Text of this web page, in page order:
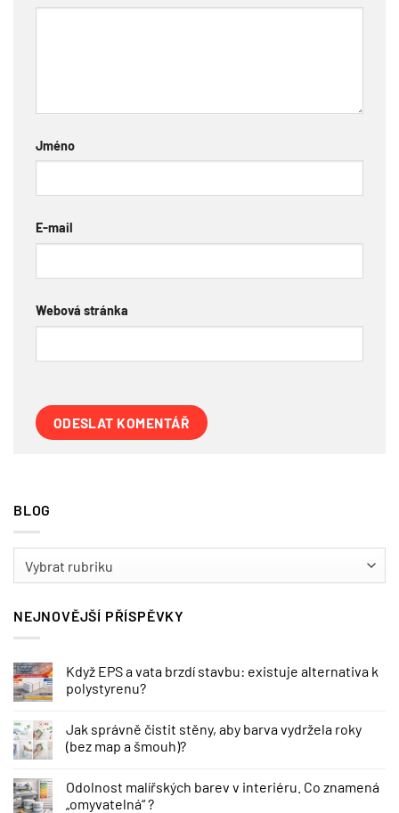
Jméno
E-mail
Webová stránka
BLOG
NEJNOVĚJŠÍ PŘÍSPĚVKY
Když EPS a vata brzdí stavbu: existuje alternativa k
polystyrenu?
Jak správně čistit stěny, aby barva vydržela roky
(bez map a šmouh)?
Odolnost malířských barev v interiéru. Co znamená
„omyvatelná“ ?